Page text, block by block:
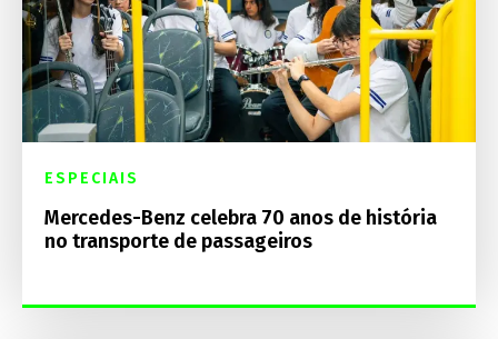
ESPECIAIS
Mercedes-Benz celebra 70 anos de história
no transporte de passageiros